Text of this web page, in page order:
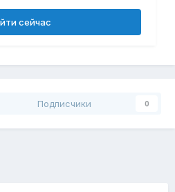
сейчас
Подписчики 0